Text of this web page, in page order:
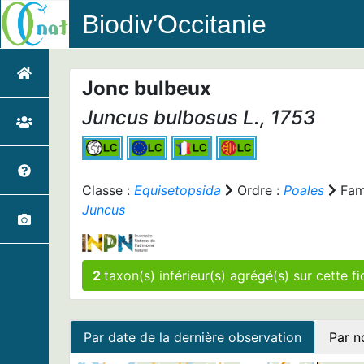
Biodiv'Occitanie
Jonc bulbeux
Juncus bulbosus L., 1753
Classe : Equisetopsida Ordre : Poales
Juncus
2 taxon(s)
Par date de la dernière observation Par